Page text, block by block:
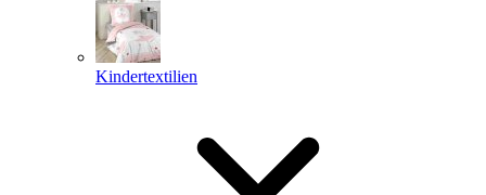
Kindertextilien